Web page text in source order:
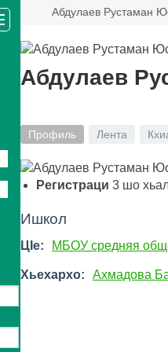
Абдулаев Рустаман
Абдулаев
Профиль Лента
Регистраци 3 шо
Ишкол
ЦIе: МБОУ средняя
Хьехархо: Ахмадова